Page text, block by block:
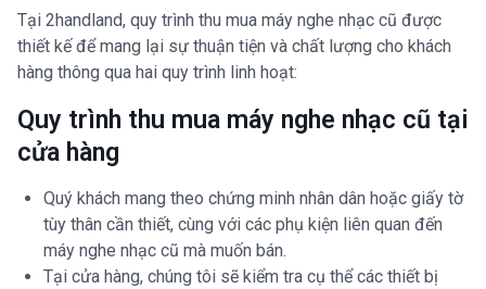
Tại 2handland, quy trình thu mua máy nghe nhạc cũ được
thiết kế để mang lại sự thuận tiện và chất lượng cho khách
hàng thông qua hai quy trình linh hoạt:
Quy trình thu mua máy nghe nhạc cũ tại
cửa hàng
Quý khách mang theo chứng minh nhân dân hoặc giấy tờ
tùy thân cần thiết, cùng với các phụ kiện liên quan đến
máy nghe nhạc cũ mà muốn bán.
Tại cửa hàng, chúng tôi sẽ kiểm tra cụ thể các thiết bị